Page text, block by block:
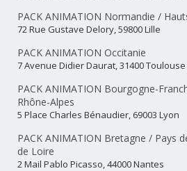
PACK ANIMATION Normandie /
72 Rue Gustave Delory, 59800 Lille
PACK ANIMATION Occitanie
7 Avenue Didier Daurat, 31400 Toulouse
PACK ANIMATION Bourgogne-
Rhône-Alpes
5 Place Charles Bénaudier, 69003 Lyon
PACK ANIMATION Bretagne / Pays
de Loire
2 Mail Pablo Picasso, 44000 Nantes